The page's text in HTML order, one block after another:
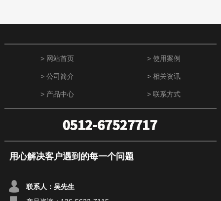
> 网站首页 > 使用案例
> 公司简介 > 相关资讯
> 产品中心 > 联系方式
用心解决客户遇到的每一个问题
联系人：吴先生